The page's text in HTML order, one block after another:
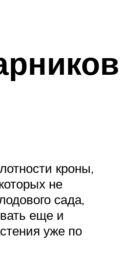
кроны,
не
сада,
еще и
уже по